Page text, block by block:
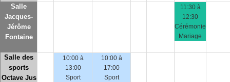
Salle
Jacques-
Jérôme
Fontaine
11:30 à
12:30
Cérémonie
Mariage
Salle des
sports
Octave Jus
10:00 à
13:00
Sport
10:00 à
17:00
Sport